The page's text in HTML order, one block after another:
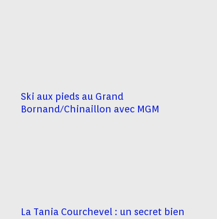
Ski aux pieds au Grand
Bornand/Chinaillon avec MGM
La Tania Courchevel : un secret bien